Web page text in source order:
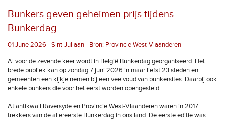
Bunkers geven geheimen prijs tijdens
Bunkerdag
01 June 2026 - Sint-Juliaan - Bron: Provincie West-Vlaanderen
Al voor de zevende keer wordt in België Bunkerdag georganiseerd. Het
brede publiek kan op zondag 7 juni 2026 in maar liefst 23 steden en
gemeenten een kijkje nemen bij een veelvoud van bunkersites. Daarbij ook
enkele bunkers die voor het eerst worden opengesteld.
Atlantikwall Raversyde en Provincie West-Vlaanderen waren in 2017
trekkers van de allereerste Bunkerdag in ons land. De eerste editie was